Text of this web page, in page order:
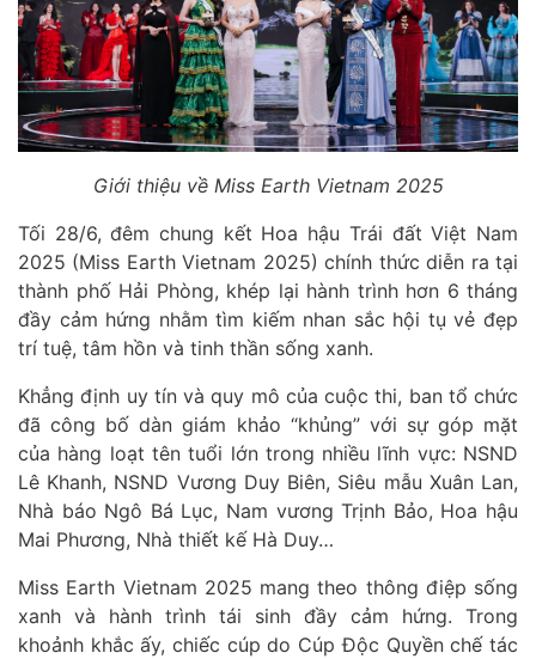
Giới thiệu về Miss Earth Vietnam 2025
Tối 28/6, đêm chung kết Hoa hậu Trái đất Việt Nam
2025 (Miss Earth Vietnam 2025) chính thức diễn ra tại
thành phố Hải Phòng, khép lại hành trình hơn 6 tháng
đầy cảm hứng nhằm tìm kiếm nhan sắc hội tụ vẻ đẹp
trí tuệ, tâm hồn và tinh thần sống xanh.
Khẳng định uy tín và quy mô của cuộc thi, ban tổ chức
đã công bố dàn giám khảo “khủng” với sự góp mặt
của hàng loạt tên tuổi lớn trong nhiều lĩnh vực: NSND
Lê Khanh, NSND Vương Duy Biên, Siêu mẫu Xuân Lan,
Nhà báo Ngô Bá Lục, Nam vương Trịnh Bảo, Hoa hậu
Mai Phương, Nhà thiết kế Hà Duy…
Miss Earth Vietnam 2025 mang theo thông điệp sống
xanh và hành trình tái sinh đầy cảm hứng. Trong
khoảnh khắc ấy, chiếc cúp do Cúp Độc Quyền chế tác